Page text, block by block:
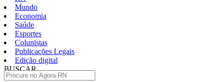
Mundo
Economia
Saúde
Esportes
Colunistas
Publicações Legais
Edição digital
BUSCAR